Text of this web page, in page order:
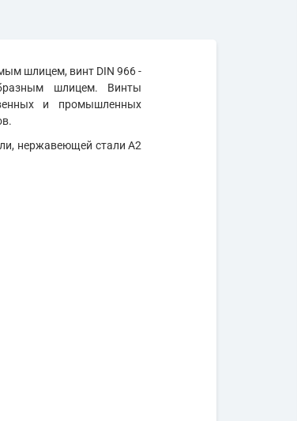
шлицем, винт DIN 966 -
шлицем. Винты
и промышленных
нержавеющей стали А2